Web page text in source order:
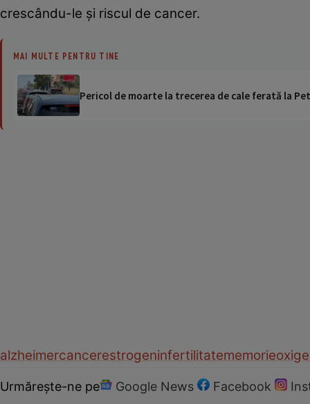
crescându-le şi riscul de cancer.
MAI MULTE PENTRU TINE
Pericol de moarte la trecerea de cale ferată la
alzheimercancerestrogeninfertilitatememorie
Urmărește-ne pe Google News Facebook